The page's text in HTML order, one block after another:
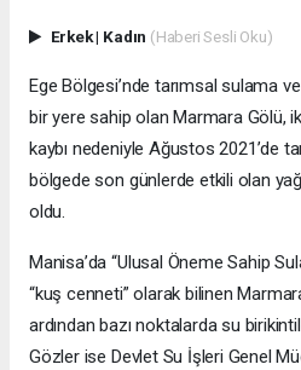
Erkek| Kadın (Haberi Sesli Oku)
Ege Bölgesi’nde tarımsal sulama ve
bir yere sahip olan Marmara Gölü,
kaybı nedeniyle Ağustos 2021’de
bölgede son günlerde etkili olan
oldu.
Manisa’da “Ulusal Öneme Sahip
“kuş cenneti” olarak bilinen
ardından bazı noktalarda su
Gözler ise Devlet Su İşleri Genel